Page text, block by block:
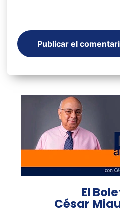
El
César